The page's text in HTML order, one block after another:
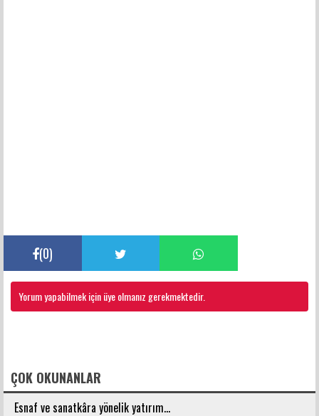
(0)
Yorum yapabilmek için üye olmanız gerekmektedir.
ÇOK OKUNANLAR
Esnaf ve sanatkâra yönelik yatırım...